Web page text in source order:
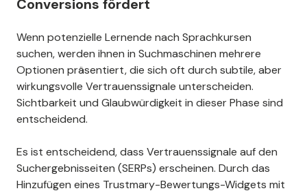
Conversions fördert
Wenn potenzielle Lernende nach Sprachkursen
suchen, werden ihnen in Suchmaschinen mehrere
Optionen präsentiert, die sich oft durch subtile, aber
wirkungsvolle Vertrauenssignale unterscheiden.
Sichtbarkeit und Glaubwürdigkeit in dieser Phase sind
entscheidend.
Es ist entscheidend, dass Vertrauenssignale auf den
Suchergebnisseiten (SERPs) erscheinen. Durch das
Hinzufügen eines Trustmary-Bewertungs-Widgets mit